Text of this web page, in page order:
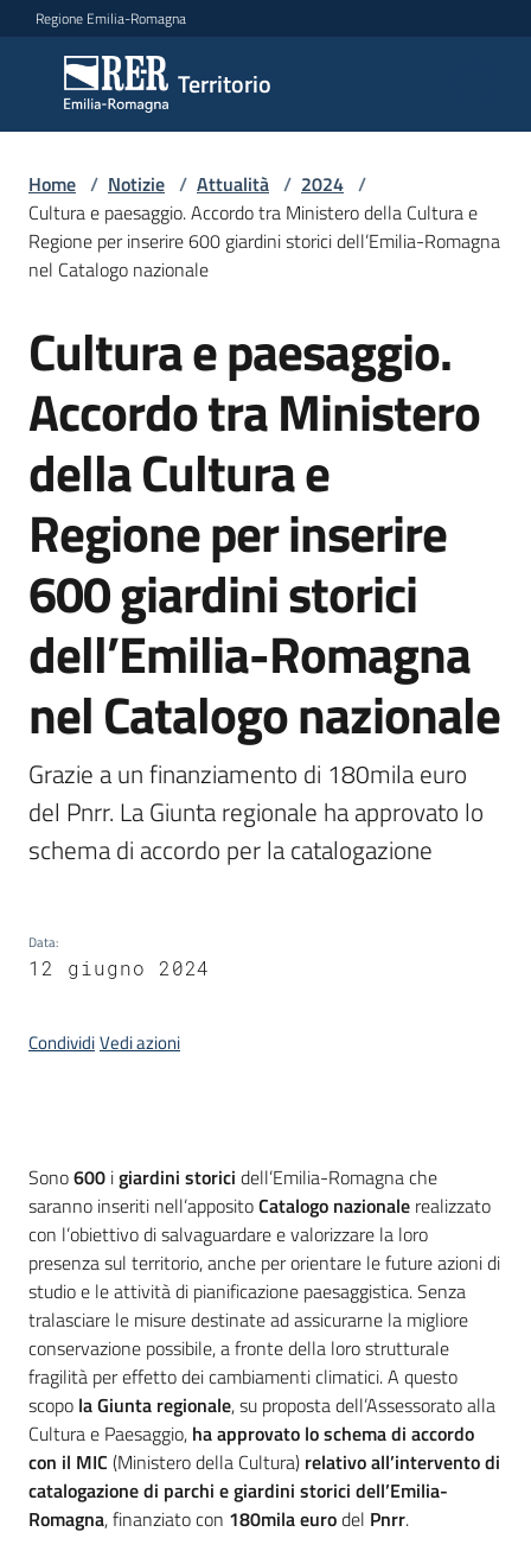
Vai al contenuto
Vai alla navigazione
Vai al footer
Regione Emilia-Romagna
Territorio
Territorio
Argomenti
Novità
Servizi
Leggi
Atti
Bandi
Piani
Programmi
Progetti
Seguici
Home / Notizie / Attualità / 2024 /
Cultura e paesaggio. Accordo tra Ministero della Cultura e
Regione per inserire 600 giardini storici dell’Emilia-Romagna
nel Catalogo nazionale
Salta al contenuto
Cultura e paesaggio.
Accordo tra Ministero
della Cultura e
Regione per inserire
600 giardini storici
dell’Emilia-Romagna
nel Catalogo nazionale
Grazie a un finanziamento di 180mila euro
del Pnrr. La Giunta regionale ha approvato lo
schema di accordo per la catalogazione
Data:
12 giugno 2024
CondividiVedi azioni
Introduzione
Sono600 igiardini storici dell’Emilia-Romagna che
saranno inseriti nell’appositoCatalogo nazionale realizzato
con l’obiettivo di salvaguardare e valorizzare la loro
presenza sul territorio, anche per orientare le future azioni di
studio e le attività di pianificazione paesaggistica. Senza
tralasciare le misure destinate ad assicurarne la migliore
conservazione possibile, a fronte della loro strutturale
fragilità per effetto dei cambiamenti climatici. A questo
scopo la Giunta regionale, su proposta dell’Assessorato alla
Cultura e Paesaggio, ha approvato lo schema di accordo
con il MIC (Ministero della Cultura) relativo all’intervento di
catalogazione di parchi e giardini storici dell’Emilia-
Romagna, finanziato con 180mila eurodel Pnrr.